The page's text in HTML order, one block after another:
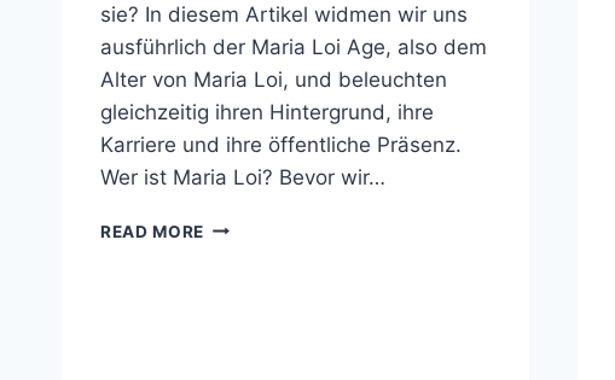
sie? In diesem Artikel widmen wir uns
ausführlich der Maria Loi Age, also dem
Alter von Maria Loi, und beleuchten
gleichzeitig ihren Hintergrund, ihre
Karriere und ihre öffentliche Präsenz.
Wer ist Maria Loi? Bevor wir…
READ MORE MARIA